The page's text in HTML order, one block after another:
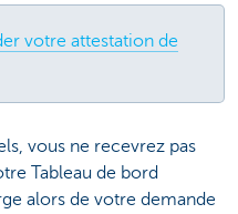
votre attestation de
vous ne recevrez pas
Tableau de bord
alors de votre demande